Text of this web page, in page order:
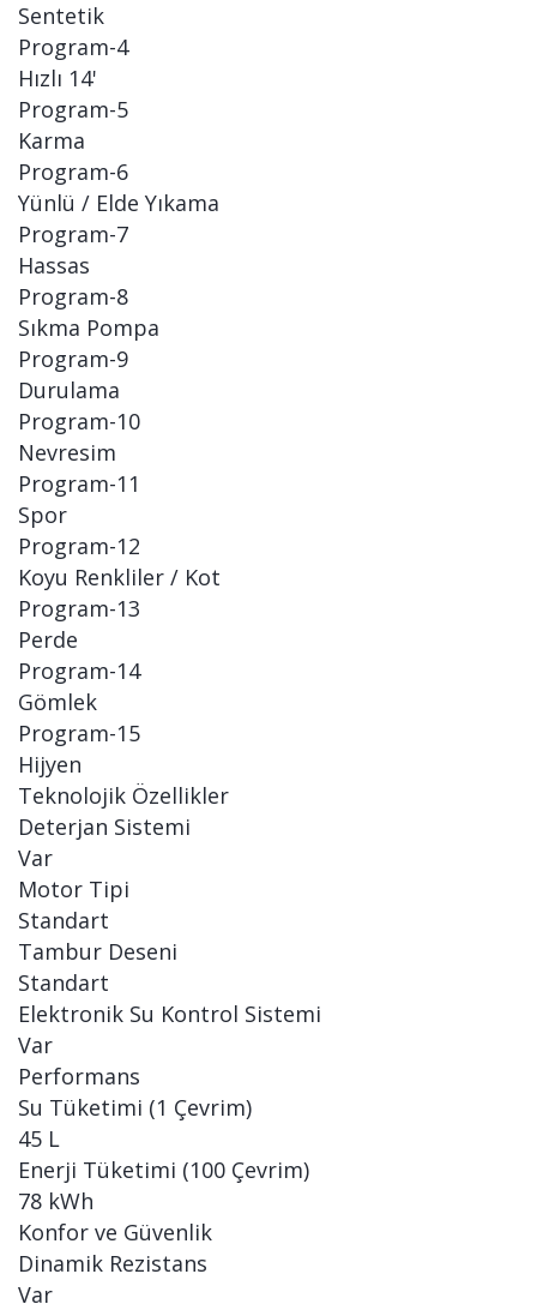
Sentetik
Program-4
Hızlı 14'
Program-5
Karma
Program-6
Yünlü / Elde Yıkama
Program-7
Hassas
Program-8
Sıkma Pompa
Program-9
Durulama
Program-10
Nevresim
Program-11
Spor
Program-12
Koyu Renkliler / Kot
Program-13
Perde
Program-14
Gömlek
Program-15
Hijyen
Teknolojik Özellikler
Deterjan Sistemi
Var
Motor Tipi
Standart
Tambur Deseni
Standart
Elektronik Su Kontrol Sistemi
Var
Performans
Su Tüketimi (1 Çevrim)
45 L
Enerji Tüketimi (100 Çevrim)
78 kWh
Konfor ve Güvenlik
Dinamik Rezistans
Var